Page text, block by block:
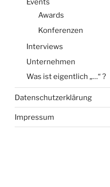
Awards
Konferenzen
Interviews
Unternehmen
Was ist eigentlich „…“ ?
Datenschutzerklärung
Impressum